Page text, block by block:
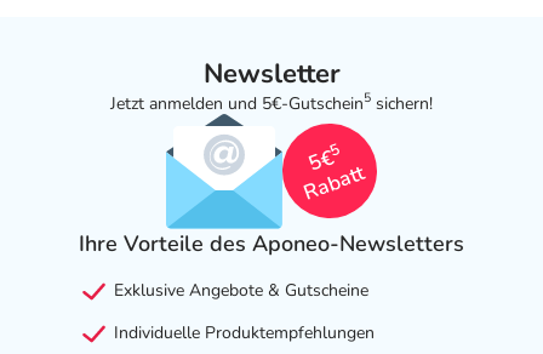
81369 München
PDF des Beipackzettels können Sie sich oben
Newsletter
Jetzt anmelden und 5€-Gutschein5 sichern!
5€
5
Rabatt
Ihre Vorteile des Aponeo-Newsletters
Exklusive Angebote & Gutscheine
Individuelle Produktempfehlungen